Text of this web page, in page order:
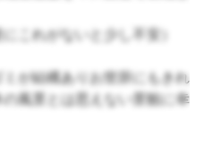
これがないと少し不安）
ミが結構ありお世辞にもきれ
風景とは思えない景観に幸